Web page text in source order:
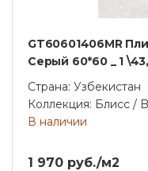
GT60601406MR
Серый 60*60 _ 1
Страна: Узбекистан
Коллекция: Блисс /
В наличии
1 970 руб./м2